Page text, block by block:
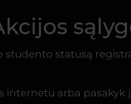
statusą
internetu arba